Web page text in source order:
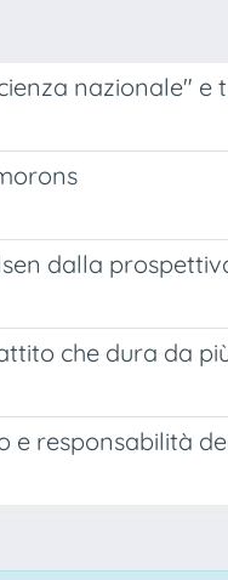
nazionale" e
dalla
che dura da
e responsabilità